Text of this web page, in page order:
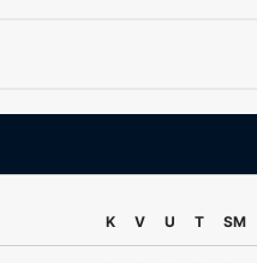
K V U T SM